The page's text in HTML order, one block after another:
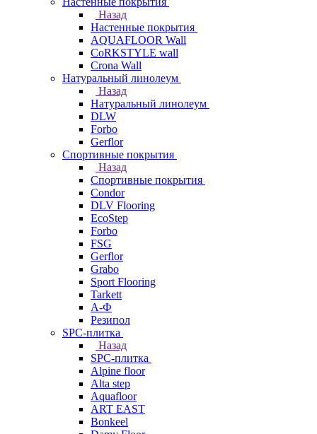
Назад
Настенные покрытия
AQUAFLOOR Wall
CoRKSTYLE wall
Crona Wall
Натуральный линолеум
Назад
Натуральный линолеум
DLW
Forbo
Gerflor
Спортивные покрытия
Назад
Спортивные покрытия
Condor
DLV Flooring
EcoStep
Forbo
FSG
Gerflor
Grabo
Sport Flooring
Tarkett
А-Ф
Резипол
SPC-плитка
Назад
SPC-плитка
Alpine floor
Alta step
Aquafloor
ART EAST
Bonkeel